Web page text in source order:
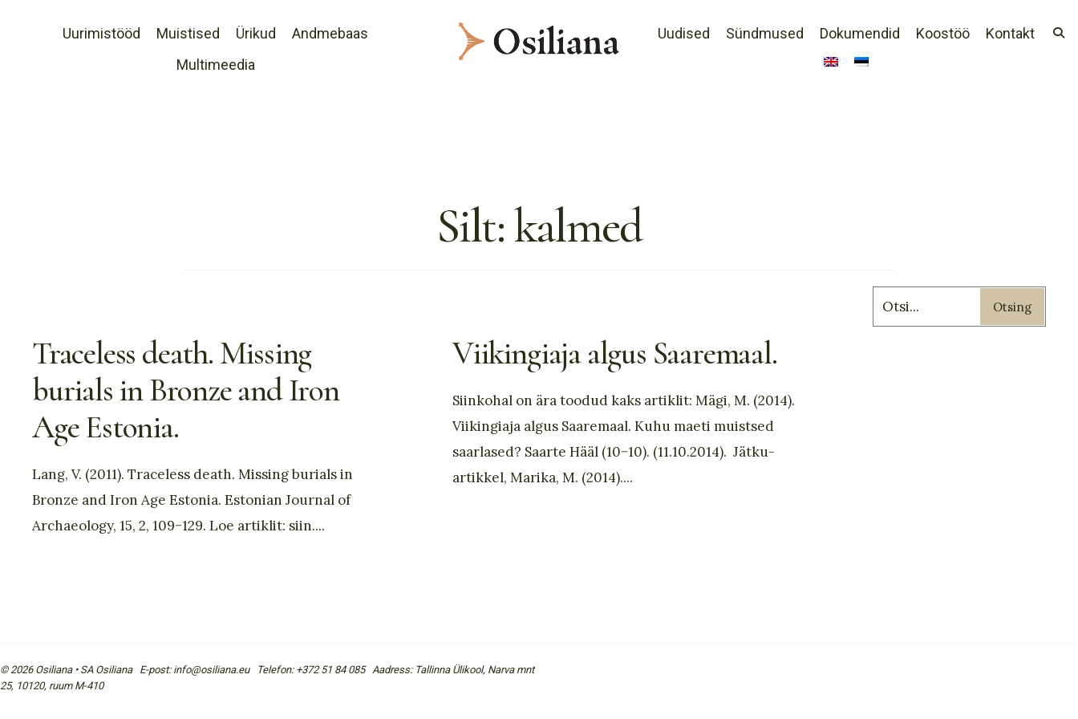
Uurimistööd Muistised Ürikud
Andmebaas
Multimeedia
Uudised Sündmused Dokumendid Koostöö Kontakt
Silt:kalmed
Traceless death. Missing
burials in Bronze and Iron
Age Estonia.
Lang, V. (2011). Traceless death. Missing burials in
Bronze and Iron Age Estonia. Estonian Journal of
Archaeology, 15, 2, 109−129. Loe artiklit: siin....
Viikingiaja algus Saaremaal.
Siinkohal on ära toodud kaks artiklit: Mägi, M. (2014).
Viikingiaja algus Saaremaal. Kuhu maeti muistsed
saarlased? Saarte Hääl (10−10). (11.10.2014). Jätku-
artikkel, Marika, M. (2014)....
Otsing
© 2026 Osiliana • SA Osiliana E-post: info@osiliana.eu Telefon: +372 51 84 085 Aadress: Tallinna Ülikool, Narva mnt
25, 10120, ruum M-410